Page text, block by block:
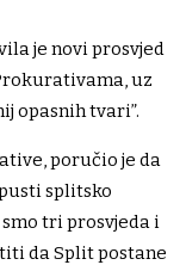
je novi prosvjed
uz
opasnih tvari”.
poručio je da
splitsko
tri prosvjeda i
da Split postane